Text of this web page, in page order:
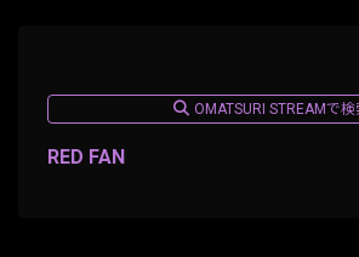
OMATSURI STREAMで検
RED FAN